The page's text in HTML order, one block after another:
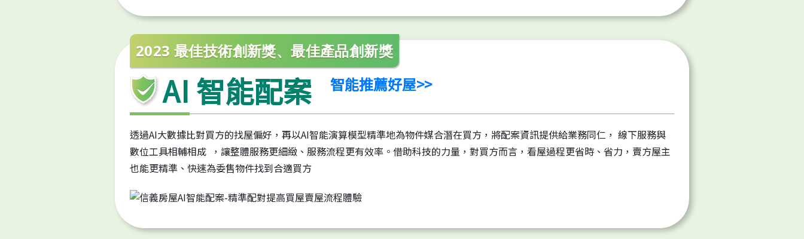
2023 最佳技術創新獎、最佳產品創新獎
AI 智能配案 智能推薦好屋>>
透過AI大數據比對買方的找屋偏好，再以AI智能演算模型精準地為物件媒合潛在買方，將配案資訊提供給業務同仁， 線下服務與
數位工具相輔相成 ，讓整體服務更細緻、服務流程更有效率。借助科技的力量，對買方而言，看屋過程更省時、省力，賣方屋主
也能更精準、快速為委售物件找到合適買方